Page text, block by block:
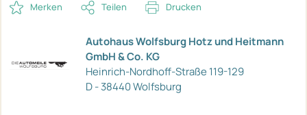
Merken Teilen Drucken
Autohaus Wolfsburg Hotz und Heitmann
GmbH & Co. KG
Heinrich-Nordhoff-Straße 119-129
D - 38440 Wolfsburg